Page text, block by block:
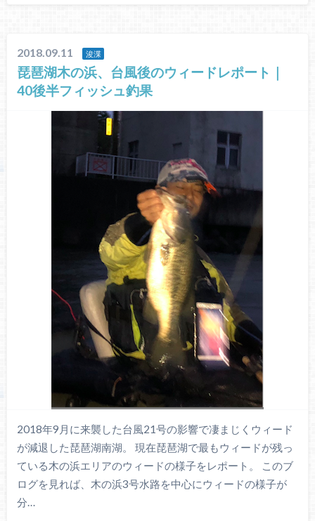
2018.09.11 浚渫
琵琶湖木の浜、台風後のウィードレポート｜
40後半フィッシュ釣果
2018年9月に来襲した台風21号の影響で凄まじくウィード
が減退した琵琶湖南湖。 現在琵琶湖で最もウィードが残っ
ている木の浜エリアのウィードの様子をレポート。 このブ
ログを見れば、木の浜3号水路を中心にウィードの様子が
分…